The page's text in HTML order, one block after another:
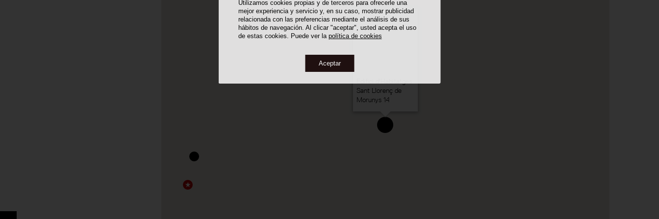
Utilizamos cookies propias y de terceros para ofrecerle una
mejor experiencia y servicio y, en su caso, mostrar publicidad
relacionada con las preferencias mediante el análisis de sus
hábitos de navegación. Al clicar "aceptar", usted acepta el uso
de estas cookies. Puede ver la política de cookies
Aceptar
Sant Llorenç de
Morunys 14